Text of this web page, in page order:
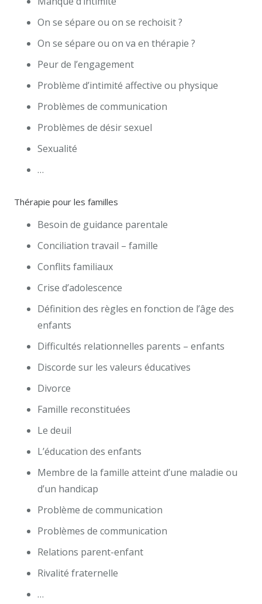
On se sépare ou on se rechoisit ?
On se sépare ou on va en thérapie ?
Peur de l’engagement
Problème d’intimité affective ou physique
Problèmes de communication
Problèmes de désir sexuel
Sexualité
…
Thérapie pour les familles
Besoin de guidance parentale
Conciliation travail – famille
Conflits familiaux
Crise d’adolescence
Définition des règles en fonction de l’âge des
enfants
Difficultés relationnelles parents – enfants
Discorde sur les valeurs éducatives
Divorce
Famille reconstituées
Le deuil
L’éducation des enfants
Membre de la famille atteint d’une maladie ou
d’un handicap
Problème de communication
Problèmes de communication
Relations parent-enfant
Rivalité fraternelle
…